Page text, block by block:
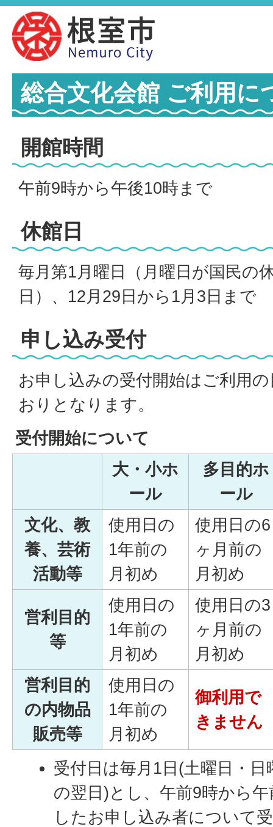
総合文化会館 ご利用に
開館時間
午前9時から午後10時まで
休館日
毎月第1月曜日（月曜日が国民の
日）、12月29日から1月3日まで
申し込み受付
お申し込みの受付開始はご利用
おりとなります。
受付開始について
大・小ホ
ール
多目的ホ
ール
文化、教
養、芸術
活動等
使用日の
1年前の
月初め
使用日の6
ヶ月前の
月初め
営利目的
等
使用日の
1年前の
月初め
使用日の3
ヶ月前の
月初め
営利目的
の内物品
販売等
使用日の
1年前の
月初め
御利用で
きません
受付日は毎月1日(土曜日・
の翌日)とし、午前9時から
したお申し込み者について